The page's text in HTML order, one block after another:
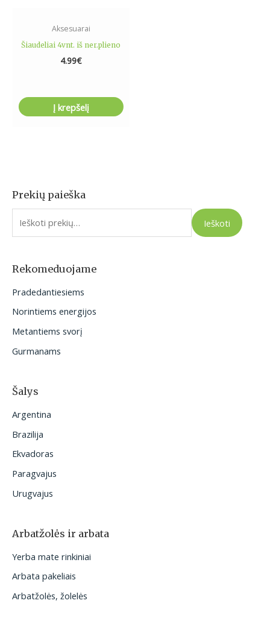
Prekių paieška
I
e
o
:
Ieškoti
Rekomeduojame
Pradedantiesiems
Norintiems energijos
Metantiems svorį
Gurmanams
Šalys
Argentina
Brazilija
Ekvadoras
Paragvajus
Urugvajus
Arbatžolės ir arbata
Yerba mate rinkiniai
Arbata pakeliais
Arbatžolės, žolelės
Aksesuarai
Šiaudeliai 4vnt. iš ner.plieno
4.99€
Į krepšelį